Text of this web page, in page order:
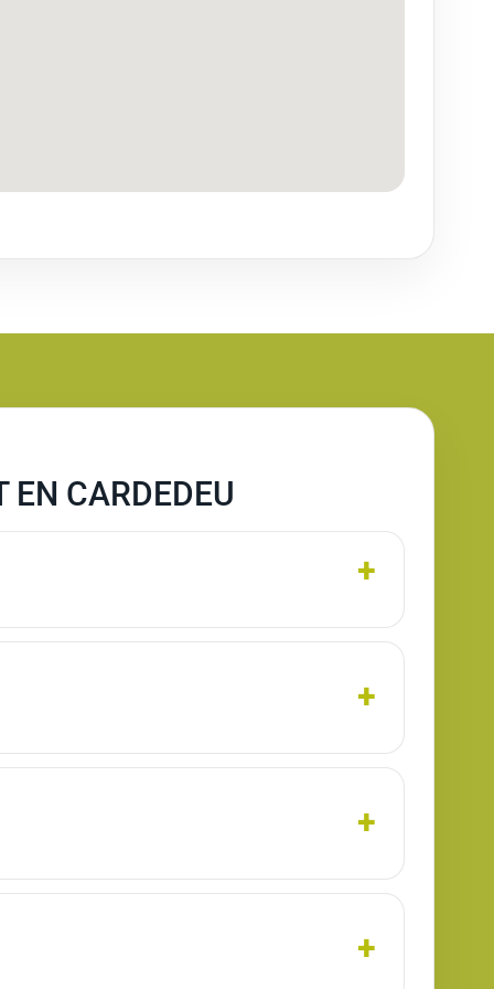
CARDEDEU